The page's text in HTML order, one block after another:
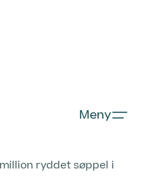
Meny
ryddet søppel i